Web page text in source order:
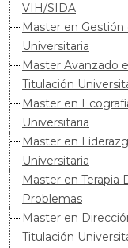
VIH/SIDA
Master en Gestión
Universitaria
Master Avanzado
Titulación
Master en
Universitaria
Master en
Universitaria
Master en Terapia
Problemas
Master en
Titulación